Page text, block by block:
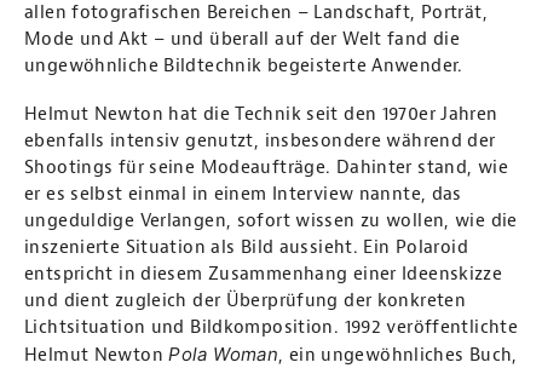
allen fotografischen Bereichen – Landschaft, Porträt,
Mode und Akt – und überall auf der Welt fand die
ungewöhnliche Bildtechnik begeisterte Anwender.
Helmut Newton hat die Technik seit den 1970er Jahren
ebenfalls intensiv genutzt, insbesondere während der
Shootings für seine Modeaufträge. Dahinter stand, wie
er es selbst einmal in einem Interview nannte, das
ungeduldige Verlangen, sofort wissen zu wollen, wie die
inszenierte Situation als Bild aussieht. Ein Polaroid
entspricht in diesem Zusammenhang einer Ideenskizze
und dient zugleich der Überprüfung der konkreten
Lichtsituation und Bildkomposition. 1992 veröffentlichte
Helmut NewtonPola Woman, ein ungewöhnliches Buch,